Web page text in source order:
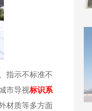
指示不标准不
市导视标识系
材质等多方面